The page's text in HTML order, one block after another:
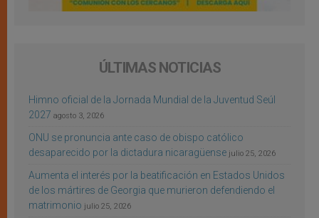
ÚLTIMAS NOTICIAS
Himno oficial de la Jornada Mundial de la Juventud Seúl
2027 agosto 3, 2026
ONU se pronuncia ante caso de obispo católico
desaparecido por la dictadura nicaragüense julio 25, 2026
Aumenta el interés por la beatificación en Estados Unidos
de los mártires de Georgia que murieron defendiendo el
matrimonio julio 25, 2026